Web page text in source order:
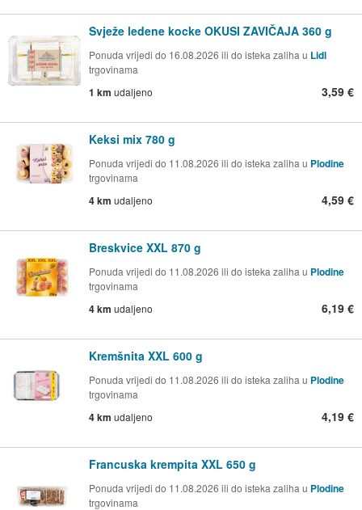
Svježe ledene kocke OKUSI ZAVIČAJA 360 g
Ponuda vrijedi do 16.08.2026 ili do isteka zaliha u Lidl
trgovinama
1 km udaljeno 3,59 €
Keksi mix 780 g
Ponuda vrijedi do 11.08.2026 ili do isteka zaliha u Plodine
trgovinama
4 km udaljeno 4,59 €
Breskvice XXL 870 g
Ponuda vrijedi do 11.08.2026 ili do isteka zaliha u Plodine
trgovinama
4 km udaljeno 6,19 €
Kremšnita XXL 600 g
Ponuda vrijedi do 11.08.2026 ili do isteka zaliha u Plodine
trgovinama
4 km udaljeno 4,19 €
Francuska krempita XXL 650 g
Ponuda vrijedi do 11.08.2026 ili do isteka zaliha u Plodine
trgovinama